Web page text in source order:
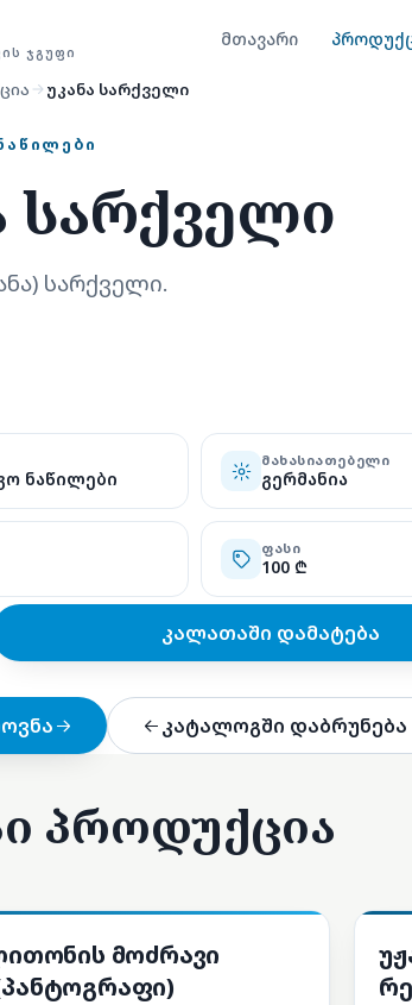
ᲯᲒᲣᲤᲘ
მთავარი
უკანა სარქველი
სარქველი
სარქველი.
ნაწილები
ᲛᲐᲮᲐᲡᲘᲐᲗᲔᲑᲔᲚᲘ
გერმანია
ᲤᲐᲡᲘ
100 ₾
კალათაში დამატება
კატალოგში დაბრუნება
პროდუქცია
მოძრავი